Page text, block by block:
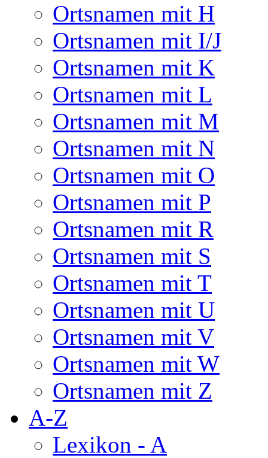
Ortsnamen mit H
Ortsnamen mit I/J
Ortsnamen mit K
Ortsnamen mit L
Ortsnamen mit M
Ortsnamen mit N
Ortsnamen mit O
Ortsnamen mit P
Ortsnamen mit R
Ortsnamen mit S
Ortsnamen mit T
Ortsnamen mit U
Ortsnamen mit V
Ortsnamen mit W
Ortsnamen mit Z
A-Z
Lexikon - A